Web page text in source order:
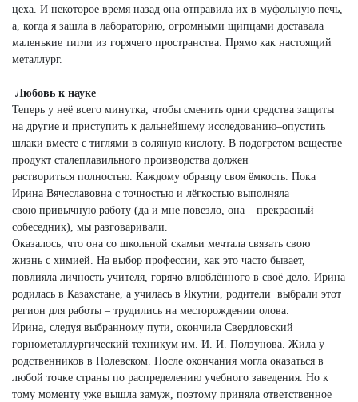
цеха. И некоторое время назад она отправила их в муфельную печь,
а, когда я зашла в лабораторию, огромными щипцами доставала
маленькие тигли из горячего пространства. Прямо как настоящий
металлург.
Любовь к науке
Теперь у неё всего минутка, чтобы сменить одни средства защиты
на другие и приступить к дальнейшему исследованию–опустить
шлаки вместе с тиглями в соляную кислоту. В подогретом веществе
продукт сталеплавильного производства должен
раствориться полностью. Каждому образцу своя ёмкость. Пока
Ирина Вячеславовна с точностью и лёгкостью выполняла
свою привычную работу (да и мне повезло, она – прекрасный
собеседник), мы разговаривали.
Оказалось, что она со школьной скамьи мечтала связать свою
жизнь с химией. На выбор профессии, как это часто бывает,
повлияла личность учителя, горячо влюблённого в своё дело. Ирина
родилась в Казахстане, а училась в Якутии, родители выбрали этот
регион для работы – трудились на месторождении олова.
Ирина, следуя выбранному пути, окончила Свердловский
горнометаллургический техникум им. И. И. Ползунова. Жила у
родственников в Полевском. После окончания могла оказаться в
любой точке страны по распределению учебного заведения. Но к
тому моменту уже вышла замуж, поэтому приняла ответственное